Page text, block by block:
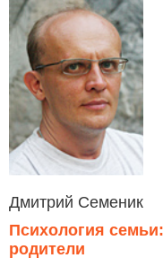
Дмитрий Семеник
Психология
родители